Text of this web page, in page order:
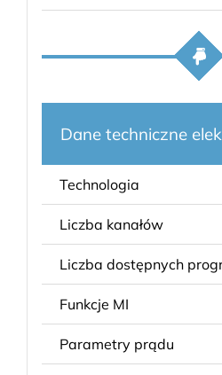
Dane techniczne
Technologia
Liczba kanałów
Liczba dostępnych
Funkcje MI
Parametry prądu